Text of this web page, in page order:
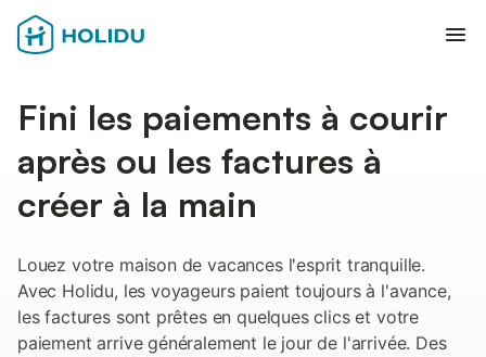
Fini les paiements à courir
après ou les factures à
créer à la main
Louez votre maison de vacances l'esprit tranquille.
Avec Holidu, les voyageurs paient toujours à l'avance,
les factures sont prêtes en quelques clics et votre
paiement arrive généralement le jour de l'arrivée. Des